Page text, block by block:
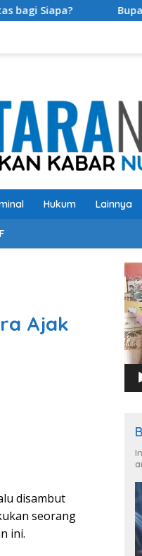
Bupati OKU Selatan
Hukum Lainnya
Ajak
disambut
seorang
ini.